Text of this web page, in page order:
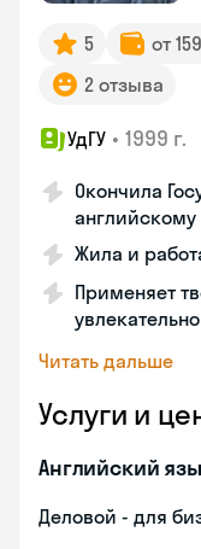
5 от
2 отзыва
УдГУ • 1999 г.
Окончила
английскому
Жила и
Применяет
Читать дальше
Услуги и
Английский
Деловой - для